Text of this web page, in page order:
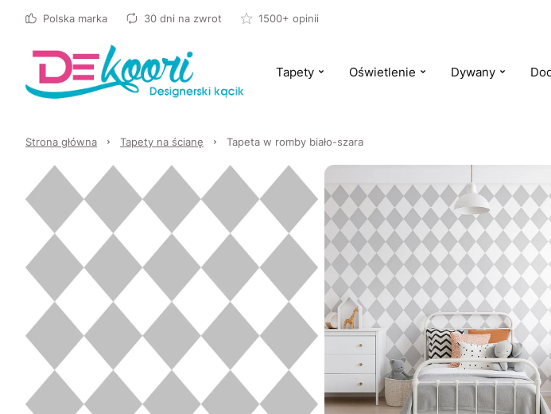
Polska marka 30 dni na zwrot 1500+ opinii
Tapety Oświetlenie Dywany
Strona główna Tapety na ścianę Tapeta w romby biało-szara